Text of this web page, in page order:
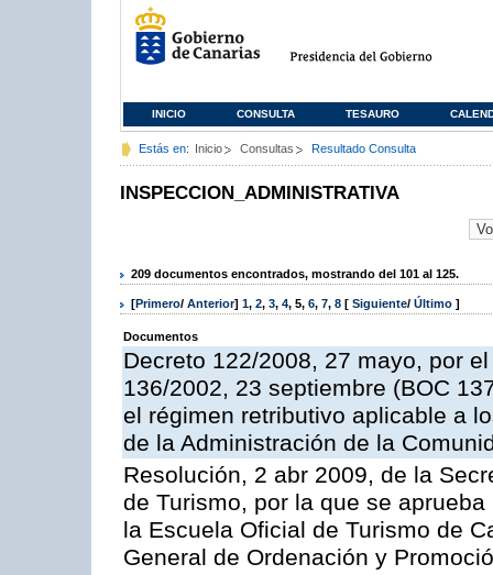
INICIO CONSULTA TESAURO
Estás en: Inicio Consultas Resultado Consulta
INSPECCION_ADMINISTRATIVA
209 documentos encontrados, mostrando del 101 al 125.
[Primero/ Anterior] 1, 2, 3, 4, 5, 6, 7, 8 [ Siguiente/ Último ]
Documentos
Decreto 122/2008, 27 mayo, por
136/2002, 23 septiembre (BOC
el régimen retributivo aplicable a
de la Administración de la
Resolución, 2 abr 2009, de la
de Turismo, por la que se
la Escuela Oficial de Turismo de
General de Ordenación y